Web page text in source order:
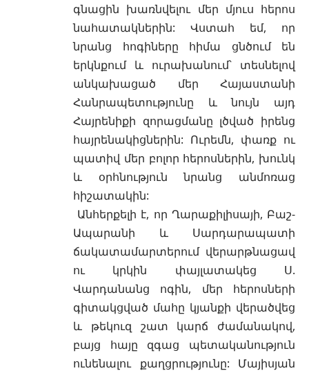
գնացին խառնվելու մեր մյուս հերոս
նահատակներին: Վստահ եմ, որ
նրանց հոգիները հիմա ցնծում են
երկնքում և ուրախանում՝ տեսնելով
անկախացած մեր Հայաստանի
Հանրապետությունը և նույն այդ
Հայրենիքի զորացմանը լծված իրենց
հայրենակիցներին: Ուրեմն, փառք ու
պատիվ մեր բոլոր հերոսներին, խունկ
և օրհնություն նրանց անմոռաց
հիշատակին:
Անհերքելի է, որ Ղարաքիլիսայի, Բաշ-
Ապարանի և Սարդարապատի
ճակատամարտերում վերարթնացավ
ու կրկին փայլատակեց Ս.
Վարդանանց ոգին, մեր հերոսների
գիտակցված մահը կյանքի վերածվեց
և թեկուզ շատ կարճ ժամանակով,
բայց հայը զգաց պետականություն
ունենալու քաղցրությունը: Մայիսյան